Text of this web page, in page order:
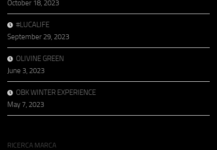
October 18, 2023
#LUCALIFE
September 29, 2023
OLIVINE GREEN
June 3, 2023
OBK WINTER EXPERIENCE
May 7, 2023
RICERCA MARCA